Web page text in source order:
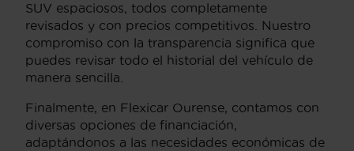
SUV espaciosos, todos completamente
revisados y con precios competitivos. Nuestro
compromiso con la transparencia significa que
puedes revisar todo el historial del vehículo de
manera sencilla.
Finalmente, en Flexicar Ourense, contamos con
diversas opciones de financiación,
adaptándonos a las necesidades económicas de